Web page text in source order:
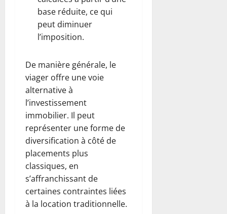
base réduite, ce qui
peut diminuer
l’imposition.
De manière générale, le
viager offre une voie
alternative à
l’investissement
immobilier. Il peut
représenter une forme de
diversification à côté de
placements plus
classiques, en
s’affranchissant de
certaines contraintes liées
à la location traditionnelle.